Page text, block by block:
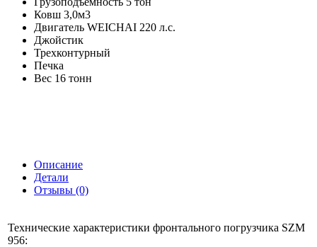
Ковш 3,0м3
Двигатель WEICHAI 220 л.с.
Джойстик
Трехконтурный
Печка
Вес 16 тонн
Описание
Детали
Отзывы (0)
Технические характеристики фронтального погрузчика SZM
956: